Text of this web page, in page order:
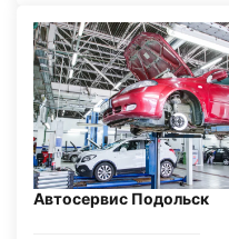
Автосервис Подольск